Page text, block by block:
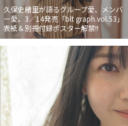
久保史緒里が語るグループ愛、メンバ
ー愛。3／14発売「blt graph.vol.53」
表紙＆別冊付録ポスター解禁!!